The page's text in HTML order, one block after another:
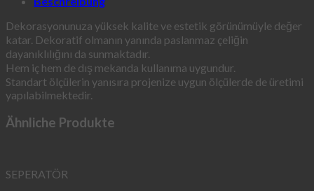
Dekorasyonunuza yüksek kalite ve estetik görünümüyle değer
katar. Dekoratif olmanın yanında paslanmaz çeliğin
dayanıklılığını da sunmaktadır.
Hem iç hem de dış mekanda kullanıma uygundur.
Standart ölçülerin yanısıra projenize uygun ölçülerde de üretimi
yapılabilmektedir.
Ähnliche Produkte
SEPERATÖR